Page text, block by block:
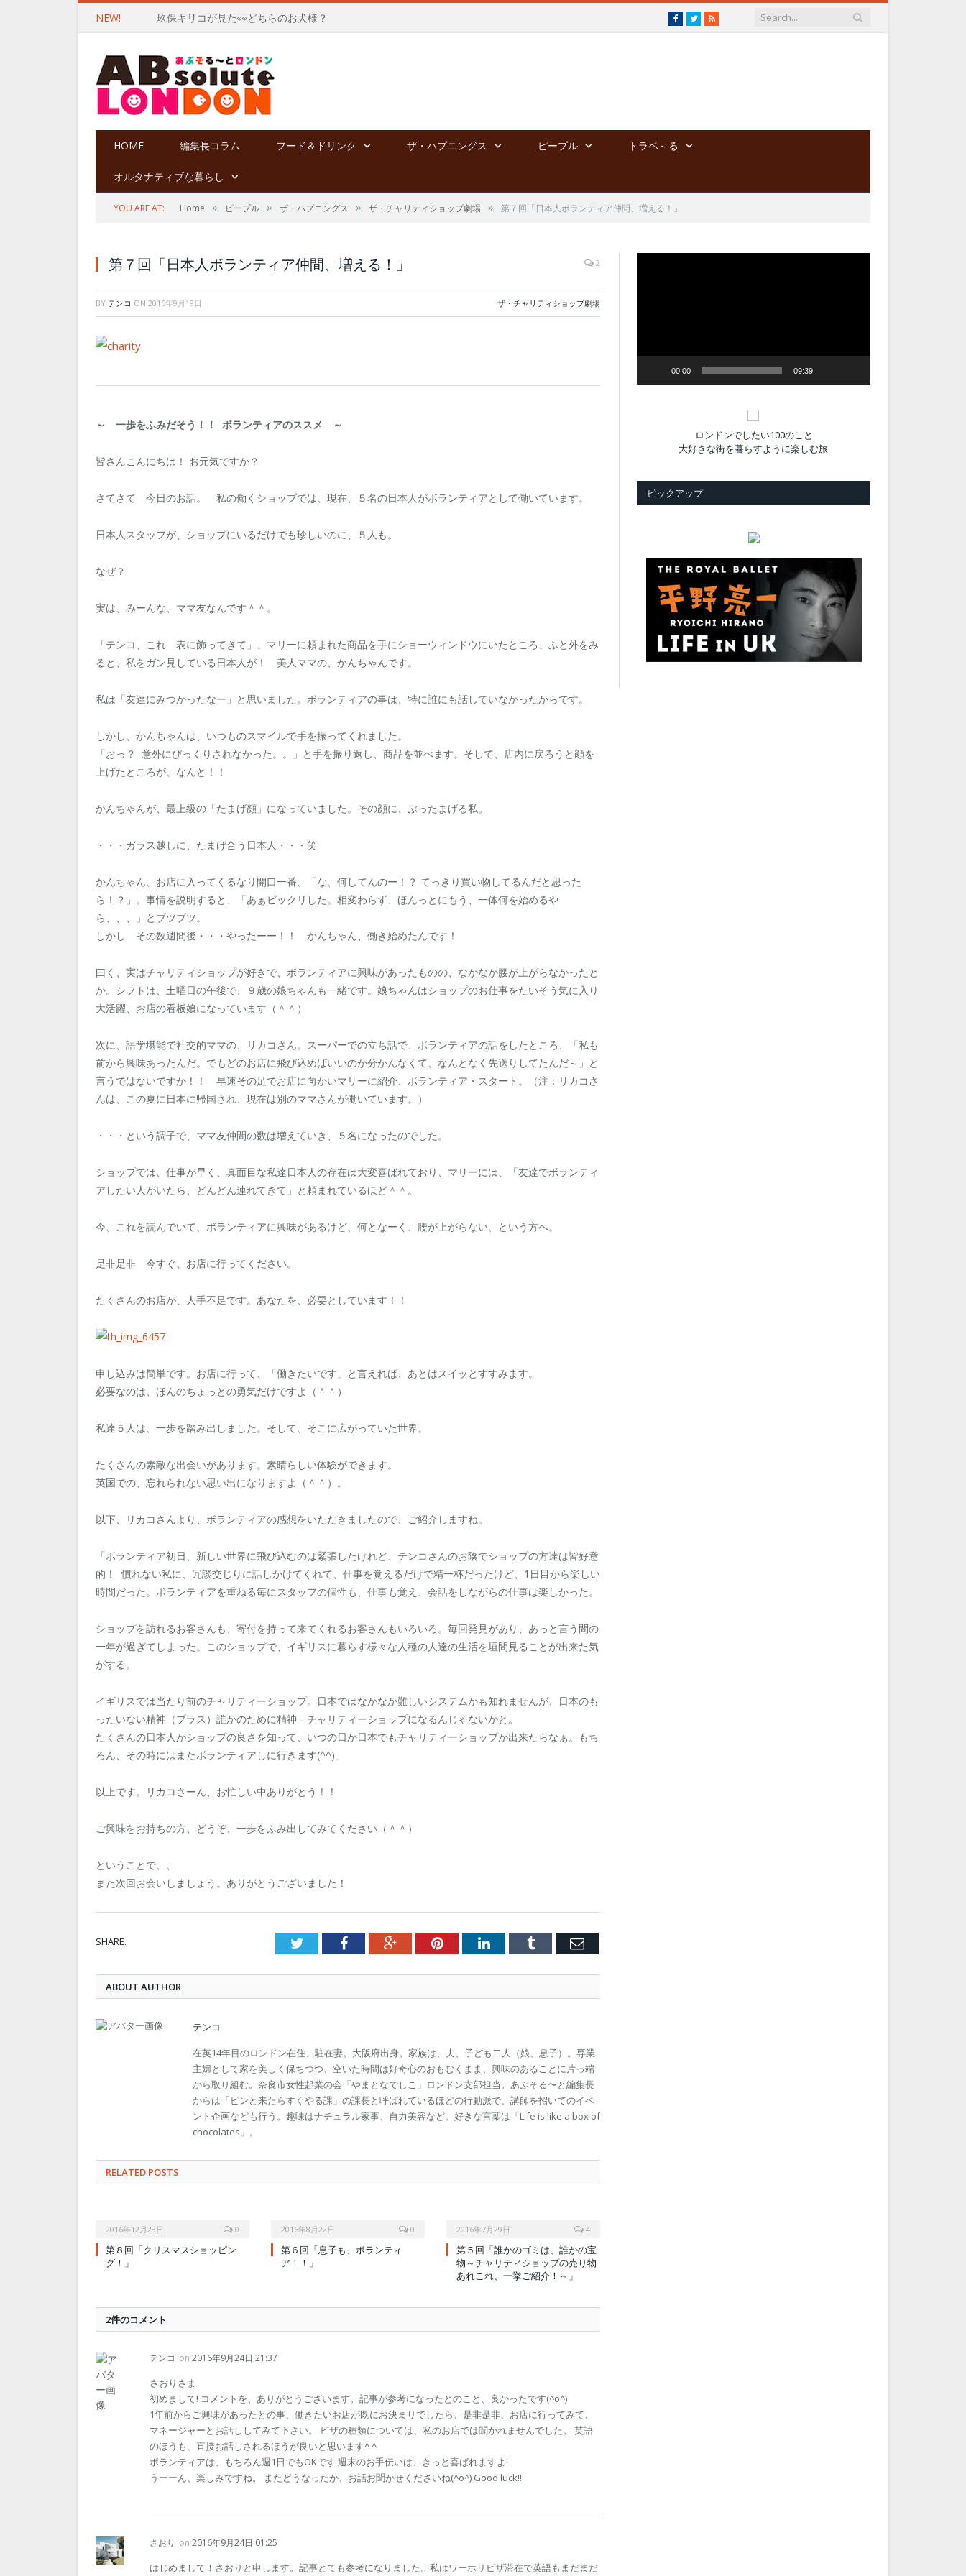
NEW! 玖保キリコが見た👀どちらのお犬様？ Facebook
TwitterRSS
HOME 編集長コラム フード＆ドリンク ザ・ハプニングス ピープル トラベ～る
オルタナティブな暮らし
YOU ARE AT: Home » ピープル » ザ・ハプニングス » ザ・チャリティショップ劇場 » 第７回「日本人ボランティア仲間、増える！」
第７回「日本人ボランティア仲間、増える！」 2
BY テンコ ON 2016年9月19日 ザ・チャリティショップ劇場
～ 一歩をふみだそう！！ ボランティアのススメ ～
皆さんこんにちは！ お元気ですか？
さてさて 今日のお話。 私の働くショップでは、現在、５名の日本人がボランティアとして働いています。
日本人スタッフが、ショップにいるだけでも珍しいのに、５人も。
なぜ？
実は、みーんな、ママ友なんです＾＾。
「テンコ、これ 表に飾ってきて」、マリーに頼まれた商品を手にショーウィンドウにいたところ、ふと外をみ
ると、私をガン見している日本人が！ 美人ママの、かんちゃんです。
私は「友達にみつかったなー」と思いました。ボランティアの事は、特に誰にも話していなかったからです。
しかし、かんちゃんは、いつものスマイルで手を振ってくれました。
「おっ？ 意外にびっくりされなかった。。」と手を振り返し、商品を並べます。そして、店内に戻ろうと顔を
上げたところが、なんと！！
かんちゃんが、最上級の「たまげ顔」になっていました。その顔に、ぶったまげる私。
・・・ガラス越しに、たまげ合う日本人・・・笑
かんちゃん、お店に入ってくるなり開口一番、「な、何してんのー！？ てっきり買い物してるんだと思った
ら！？」。事情を説明すると、「あぁビックリした。相変わらず、ほんっとにもう、一体何を始めるや
ら、、、」とブツブツ。
しかし その数週間後・・・やったーー！！ かんちゃん、働き始めたんです！
曰く、実はチャリティショップが好きで、ボランティアに興味があったものの、なかなか腰が上がらなかったと
か。シフトは、土曜日の午後で、９歳の娘ちゃんも一緒です。娘ちゃんはショップのお仕事をたいそう気に入り
大活躍、お店の看板娘になっています（＾＾）
次に、語学堪能で社交的ママの、リカコさん。スーパーでの立ち話で、ボランティアの話をしたところ、「私も
前から興味あったんだ。でもどのお店に飛び込めばいいのか分かんなくて、なんとなく先送りしてたんだ～」と
言うではないですか！！ 早速その足でお店に向かいマリーに紹介、ボランティア・スタート。（注：リカコさ
んは、この夏に日本に帰国され、現在は別のママさんが働いています。）
・・・という調子で、ママ友仲間の数は増えていき、５名になったのでした。
ショップでは、仕事が早く、真面目な私達日本人の存在は大変喜ばれており、マリーには、「友達でボランティ
アしたい人がいたら、どんどん連れてきて」と頼まれているほど＾＾。
今、これを読んでいて、ボランティアに興味があるけど、何となーく、腰が上がらない、という方へ。
是非是非 今すぐ、お店に行ってください。
たくさんのお店が、人手不足です。あなたを、必要としています！！
申し込みは簡単です。お店に行って、「働きたいです」と言えれば、あとはスイッとすすみます。
必要なのは、ほんのちょっとの勇気だけですよ（＾＾）
私達５人は、一歩を踏み出しました。そして、そこに広がっていた世界。
たくさんの素敵な出会いがあります。素晴らしい体験ができます。
英国での、忘れられない思い出になりますよ（＾＾）。
以下、リカコさんより、ボランティアの感想をいただきましたので、ご紹介しますね。
「ボランティア初日、新しい世界に飛び込むのは緊張したけれど、テンコさんのお陰でショップの方達は皆好意
的！ 慣れない私に、冗談交じりに話しかけてくれて、仕事を覚えるだけで精一杯だったけど、1日目から楽しい
時間だった。ボランティアを重ねる毎にスタッフの個性も、仕事も覚え、会話をしながらの仕事は楽しかった。
ショップを訪れるお客さんも、寄付を持って来てくれるお客さんもいろいろ。毎回発見があり、あっと言う間の
一年が過ぎてしまった。このショップで、イギリスに暮らす様々な人種の人達の生活を垣間見ることが出来た気
がする。
イギリスでは当たり前のチャリティーショップ。日本ではなかなか難しいシステムかも知れませんが、日本のも
ったいない精神（プラス）誰かのために精神＝チャリティーショップになるんじゃないかと。
たくさんの日本人がショップの良さを知って、いつの日か日本でもチャリティーショップが出来たらなぁ。もち
ろん、その時にはまたボランティアしに行きます(^^)」
以上です。リカコさーん、お忙しい中ありがとう！！
ご興味をお持ちの方、どうぞ、一歩をふみ出してみてください（＾＾）
ということで、、
また次回お会いしましょう。ありがとうございました！
SHARE. TwitterFacebookGoogle+PinterestLinkedInTumblr Email
ABOUT AUTHOR
テンコ
在英14年目のロンドン在住、駐在妻。大阪府出身。家族は、夫、子ども二人（娘、息子）。専業
主婦として家を美しく保ちつつ、空いた時間は好奇心のおもむくまま、興味のあることに片っ端
から取り組む。奈良市女性起業の会「やまとなでしこ」ロンドン支部担当。あぶそる〜と編集長
からは「ピンと来たらすぐやる課」の課長と呼ばれているほどの行動派で、講師を招いてのイベ
ント企画なども行う。趣味はナチュラル家事、自力美容など。好きな言葉は「Life is like a box of
chocolates」。
RELATED POSTS
2016年12月23日 0
第８回「クリスマスショッピン
グ！」
2016年8月22日 0
第６回「息子も、ボランティ
ア！！」
2016年7月29日 4
第５回「誰かのゴミは、誰かの宝
物～チャリティショップの売り物
あれこれ、一挙ご紹介！～」
2件のコメント
テンコ on 2016年9月24日 21:37
さおりさま
初めまして! コメントを、ありがとうございます。記事が参考になったとのこと、良かったです(^o^)
1年前からご興味があったとの事、働きたいお店が既にお決まりでしたら、是非是非、お店に行ってみて、
マネージャーとお話ししてみて下さい。 ビザの種類については、私のお店では聞かれませんでした。 英語
のほうも、直接お話しされるほうが良いと思います^ ^
ボランティアは、もちろん週1日でもOKです 週末のお手伝いは、きっと喜ばれますよ!
うーーん、楽しみですね。 またどうなったか、お話お聞かせくださいね(^o^) Good luck!!
さおり on 2016年9月24日 01:25
はじめまして！さおりと申します。記事とても参考になりました。私はワーホリビザ滞在で英語もまだまだ
00:00 09:39
ロンドンでしたい100のこと
大好きな街を暮らすように楽しむ旅
ピックアップ